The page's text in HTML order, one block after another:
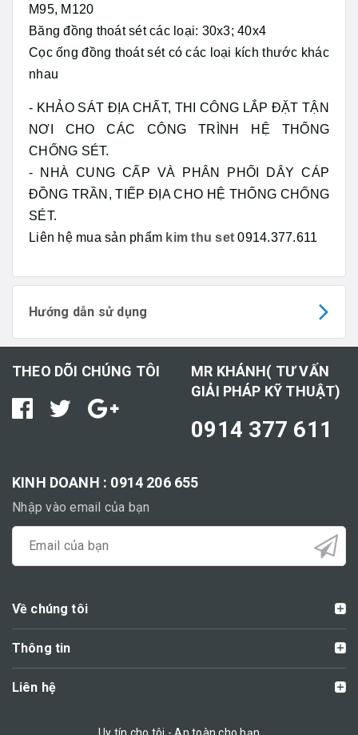
M95, M120
Băng đồng thoát sét các loại: 30x3; 40x4
Cọc ống đồng thoát sét có các loại kích thước khác
nhau
- KHẢO SÁT ĐỊA CHẤT, THI CÔNG LẮP ĐẶT TẬN
NƠI CHO CÁC CÔNG TRÌNH HỆ THỐNG
CHỐNG SÉT.
- NHÀ CUNG CẤP VÀ PHÂN PHỐI DÂY CÁP
ĐỒNG TRẦN, TIẾP ĐỊA CHO HỆ THỐNG CHỐNG
SÉT.
Liên hệ mua sản phẩm kim thu set 0914.377.611
Hướng dẫn sử dụng
THEO DÕI CHÚNG TÔI
MR KHÁNH( TƯ VẤN
GIẢI PHÁP KỸ THUẬT)
0914 377 611
KINH DOANH : 0914 206 655
Nhập vào email của bạn
Về chúng tôi
Thông tin
Liên hệ